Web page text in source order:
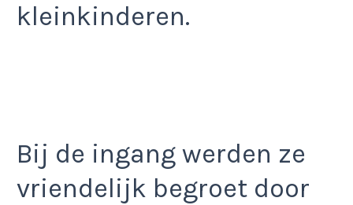
kleinkinderen.
Bij de ingang werden ze
vriendelijk begroet door